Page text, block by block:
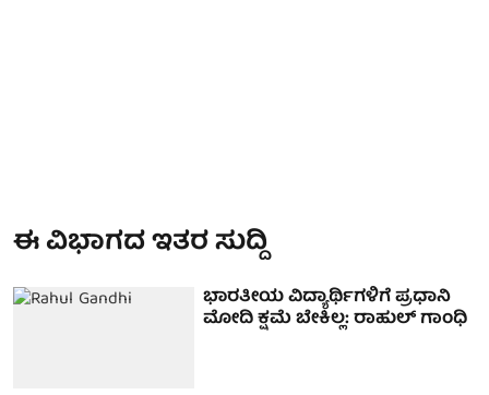
ಈ ವಿಭಾಗದ ಇತರ ಸುದ್ದಿ
ಭಾರತೀಯ ವಿದ್ಯಾರ್ಥಿಗಳಿಗೆ ಪ್ರಧಾನಿ
ಮೋದಿ ಕ್ಷಮೆ ಬೇಕಿಲ್ಲ: ರಾಹುಲ್ ಗಾಂಧಿ